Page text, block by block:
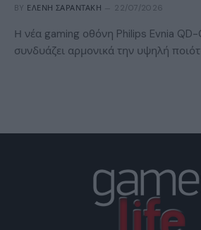
BY ΕΛΈΝΗ ΣΑΡΑΝΤΆΚΗ 22/07/2026
Η νέα gaming οθόνη Philips Evnia QD-
συνδυάζει αρμονικά την υψηλή